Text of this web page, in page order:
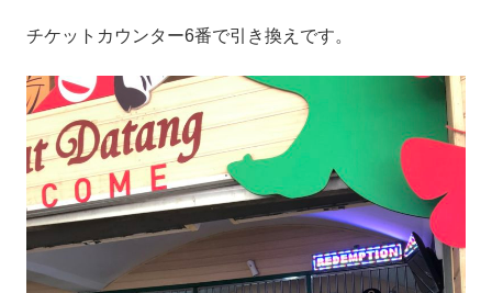
チケットカウンター6番で引き換えです。